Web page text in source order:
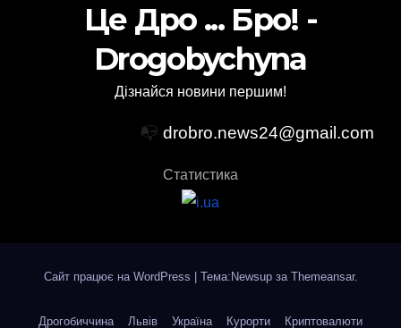
Це Дро ... Бро! -
Drogobychyna
Дізнайся новини першим!
📭 drobro.news24@gmail.com
Статистика
Сайт працює на WordPress Тема:Newsup за Themeansar.
Дрогобиччина Львів Україна Курорти Криптовалюти